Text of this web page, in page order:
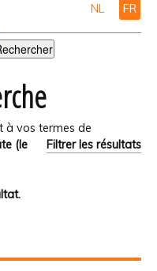
NL FR
à vos termes de
Filtrer les résultats
(le